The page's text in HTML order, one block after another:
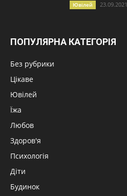
Ювілей 23.09.2021
ПОПУЛЯРНА КАТЕГОРІЯ
Без рубрики
Цікаве
Ювілей
Їжа
Любов
Здоров'я
Психологія
Діти
Будинок